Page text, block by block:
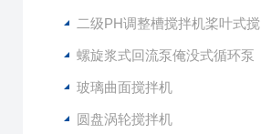
二级PH调整槽搅拌机桨叶式搅拌器
螺旋浆式回流泵俺没式循环泵
玻璃曲面搅拌机
圆盘涡轮搅拌机